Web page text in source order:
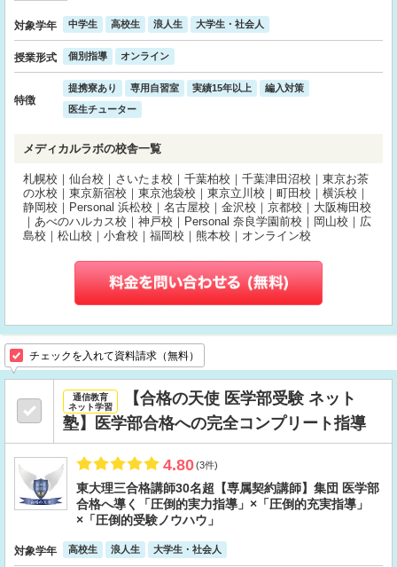
対象学年 中学生 高校生 浪人生 大学生・社会人
授業形式 個別指導 オンライン
特徴
提携寮あり 専用自習室 実績15年以上
編入対策
医生チューター
メディカルラボの校舎一覧
札幌校｜仙台校｜さいたま校｜千葉柏校｜千葉津田沼校｜東京お茶
の水校｜東京新宿校｜東京池袋校｜東京立川校｜町田校｜横浜校｜
静岡校｜Personal 浜松校｜名古屋校｜金沢校｜京都校｜大阪梅田校
｜あべのハルカス校｜神戸校｜Personal 奈良学園前校｜岡山校｜広
島校｜松山校｜小倉校｜福岡校｜熊本校｜オンライン校
チェックを入れて資料請求（無料）
通信教育
ネット学習
【合格の天使 医学部受験 ネット
塾】医学部合格への完全コンプリート指導
4.80(3件)
東大理三合格講師30名超【専属契約講師】集団 医学部
合格へ導く「圧倒的実力指導」×「圧倒的充実指導」
×「圧倒的受験ノウハウ」
対象学年 高校生 浪人生 大学生・社会人